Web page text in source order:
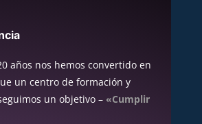
años nos hemos convertido en
un centro de formación y
un objetivo – «Cumplir